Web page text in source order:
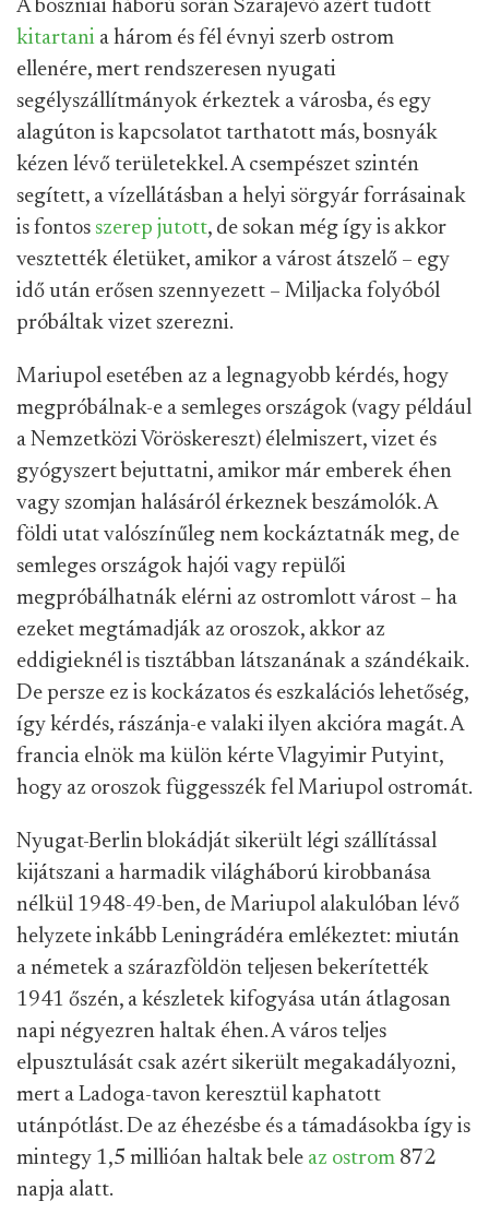
A boszniai háború során Szarajevó azért tudott
kitartani a három és fél évnyi szerb ostrom
ellenére, mert rendszeresen nyugati
segélyszállítmányok érkeztek a városba, és egy
alagúton is kapcsolatot tarthatott más, bosnyák
kézen lévő területekkel. A csempészet szintén
segített, a vízellátásban a helyi sörgyár forrásainak
is fontos szerep jutott, de sokan még így is akkor
vesztették életüket, amikor a várost átszelő – egy
idő után erősen szennyezett – Miljacka folyóból
próbáltak vizet szerezni.
Mariupol esetében az a legnagyobb kérdés, hogy
megpróbálnak-e a semleges országok (vagy például
a Nemzetközi Vöröskereszt) élelmiszert, vizet és
gyógyszert bejuttatni, amikor már emberek éhen
vagy szomjan halásáról érkeznek beszámolók. A
földi utat valószínűleg nem kockáztatnák meg, de
semleges országok hajói vagy repülői
megpróbálhatnák elérni az ostromlott várost – ha
ezeket megtámadják az oroszok, akkor az
eddigieknél is tisztábban látszanának a szándékaik.
De persze ez is kockázatos és eszkalációs lehetőség,
így kérdés, rászánja-e valaki ilyen akcióra magát. A
francia elnök ma külön kérte Vlagyimir Putyint,
hogy az oroszok függesszék fel Mariupol ostromát.
Nyugat-Berlin blokádját sikerült légi szállítással
kijátszani a harmadik világháború kirobbanása
nélkül 1948-49-ben, de Mariupol alakulóban lévő
helyzete inkább Leningrádéra emlékeztet: miután
a németek a szárazföldön teljesen bekerítették
1941 őszén, a készletek kifogyása után átlagosan
napi négyezren haltak éhen. A város teljes
elpusztulását csak azért sikerült megakadályozni,
mert a Ladoga-tavon keresztül kaphatott
utánpótlást. De az éhezésbe és a támadásokba így is
mintegy 1,5 millióan haltak bele az ostrom 872
napja alatt.